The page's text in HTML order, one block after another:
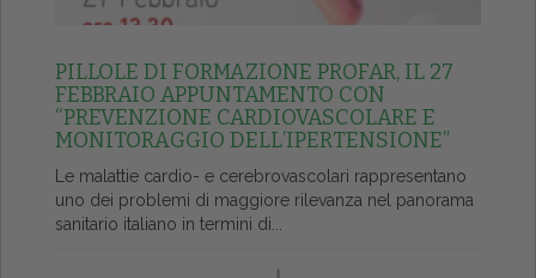
PILLOLE DI FORMAZIONE PROFAR, IL 27
FEBBRAIO APPUNTAMENTO CON
“PREVENZIONE CARDIOVASCOLARE E
MONITORAGGIO DELL’IPERTENSIONE”
Le malattie cardio- e cerebrovascolari rappresentano
uno dei problemi di maggiore rilevanza nel panorama
sanitario italiano in termini di...